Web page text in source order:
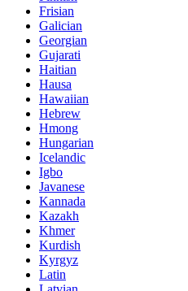
Frisian
Galician
Georgian
Gujarati
Haitian
Hausa
Hawaiian
Hebrew
Hmong
Hungarian
Icelandic
Igbo
Javanese
Kannada
Kazakh
Khmer
Kurdish
Kyrgyz
Latin